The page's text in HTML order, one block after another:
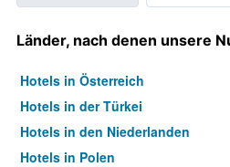
Länder, nach denen unsere
Hotels in Österreich
Hotels in der Türkei
Hotels in den Niederlanden
Hotels in Polen